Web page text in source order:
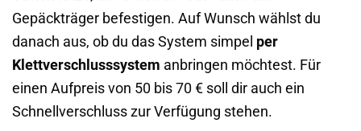
Gepäckträger befestigen. Auf Wunsch wählst du
danach aus, ob du das System simpel per
Klettverschlusssystem anbringen möchtest. Für
einen Aufpreis von 50 bis 70 € soll dir auch ein
Schnellverschluss zur Verfügung stehen.